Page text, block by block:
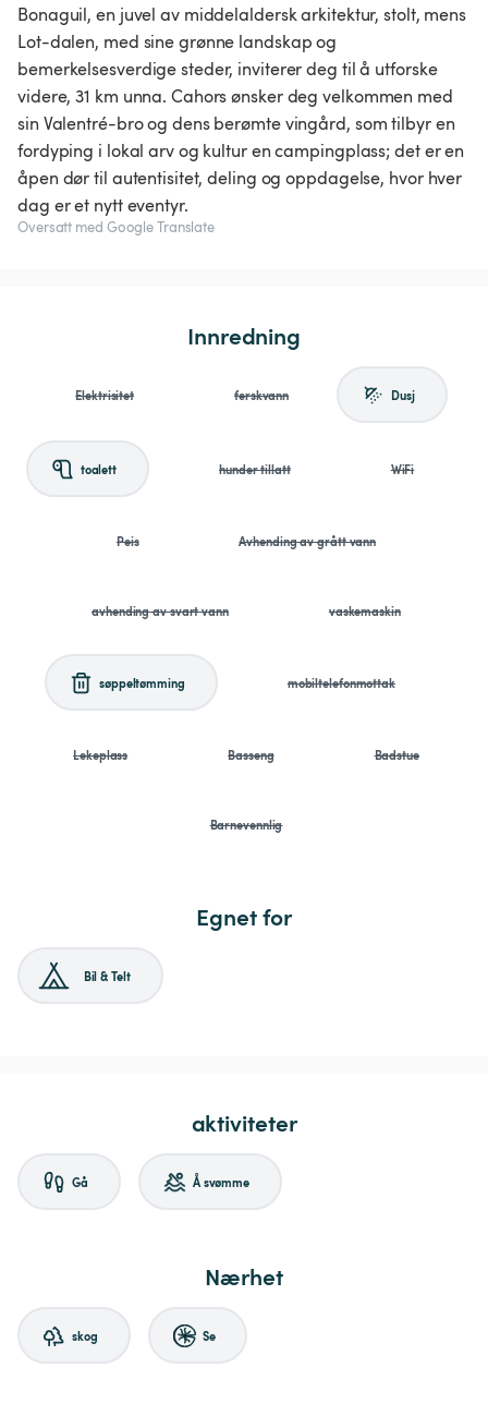
Bonaguil, en juvel av middelaldersk arkitektur, stolt, mens
Lot-dalen, med sine grønne landskap og
bemerkelsesverdige steder, inviterer deg til å utforske
videre, 31 km unna. Cahors ønsker deg velkommen med
sin Valentré-bro og dens berømte vingård, som tilbyr en
fordyping i lokal arv og kultur en campingplass; det er en
åpen dør til autentisitet, deling og oppdagelse, hvor hver
dag er et nytt eventyr.
Oversatt med Google Translate
Innredning
Elektrisitet ferskvann Dusj
toalett hunder tillatt WiFi
Peis Avhending av grått vann
avhending av svart vann vaskemaskin
søppeltømming mobiltelefonmottak
Lekeplass Basseng Badstue
Barnevennlig
Egnet for
Bil & Telt
aktiviteter
Gå Å svømme
Nærhet
skog Se